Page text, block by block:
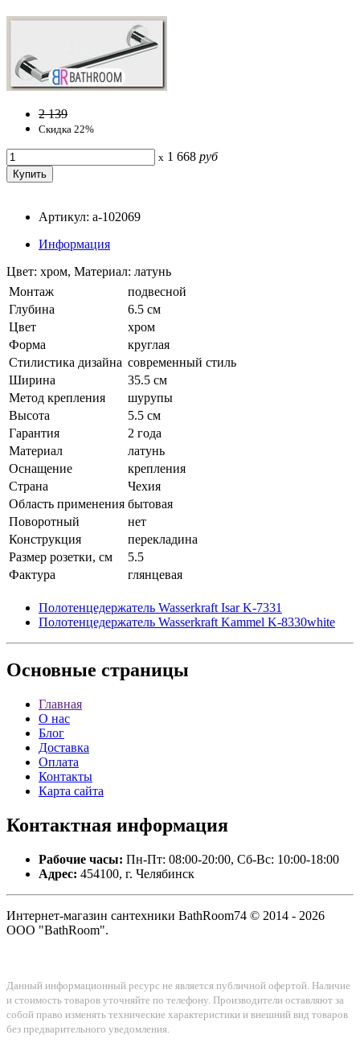
2 139
Скидка 22%
x 1 668 руб
Артикул: a-102069
Информация
Цвет: хром, Материал: латунь
Монтаж
подвесной
Глубина
6.5 см
Цвет
хром
Форма
круглая
Стилистика дизайна современный стиль
Ширина
35.5 см
Метод крепления
шурупы
Высота
5.5 см
Гарантия
2 года
Материал
латунь
Оснащение
крепления
Страна
Чехия
Область применения бытовая
Поворотный
нет
Конструкция
перекладина
Размер розетки, см
5.5
Фактура
глянцевая
Полотенцедержатель Wasserkraft Isar K-7331
Полотенцедержатель Wasserkraft Kammel K-8330white
Основные страницы
Главная
О нас
Блог
Доставка
Оплата
Контакты
Карта сайта
Контактная информация
Рабочие часы: Пн-Пт: 08:00-20:00, Сб-Вс: 10:00-18:00
Адрес: 454100, г. Челябинск
Интернет-магазин сантехники BathRoom74 © 2014 - 2026
ООО "BathRoom".
Данный информационный ресурс не является публичной офертой. Наличие
и стоимость товаров уточняйте по телефону. Производители оставляют за
собой право изменять технические характеристики и внешний вид товаров
без предварительного уведомления.